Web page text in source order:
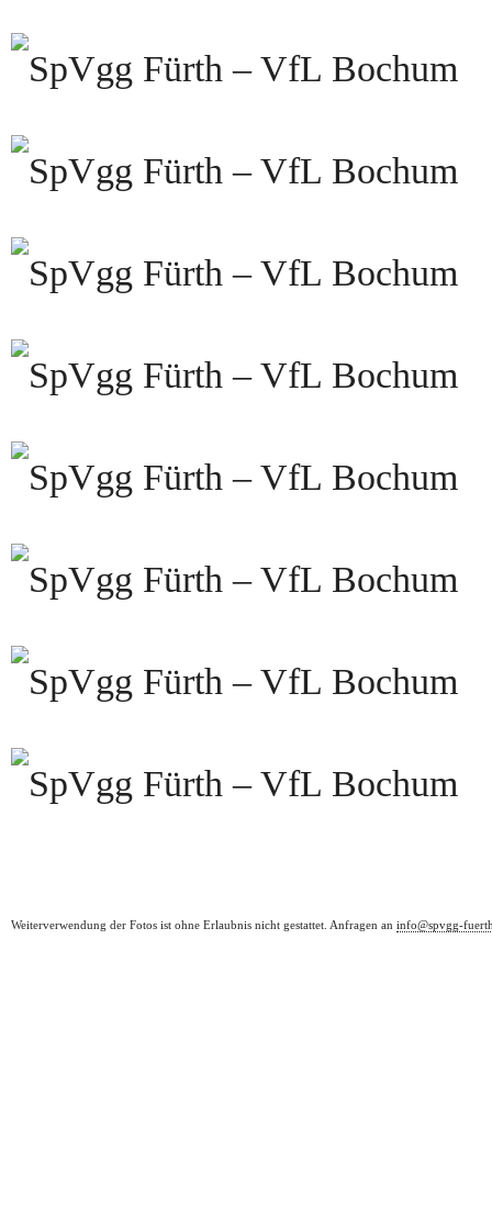
Weiterverwendung der Fotos ist ohne Erlaubnis nicht gestattet. Anfragen an info@spvgg-